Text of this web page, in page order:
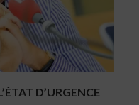
D’URGENCE